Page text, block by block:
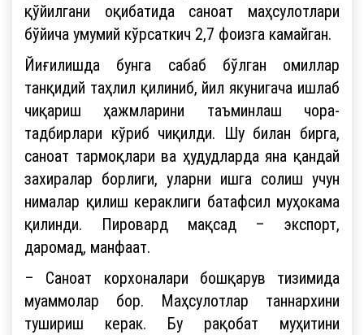
қўйилгани оқибатида саноат маҳсулотлари
бўйича умумий кўрсаткич 2,7 фоизга камайган.
Йиғилишда бунга сабаб бўлган омиллар
танқидий таҳлил қилиниб, йил якунигача ишлаб
чиқариш ҳажмларини таъминлаш чора-
тадбирлари кўриб чиқилди. Шу билан бирга,
саноат тармоқлари ва ҳудудларда яна қандай
захиралар борлиги, уларни ишга солиш учун
нималар қилиш кераклиги батафсил муҳокама
қилинди. Пировард мақсад – экспорт,
даромад, манфаат.
– Саноат корхоналари бошқарув тизимида
муаммолар бор. Маҳсулотлар таннархини
тушириш керак. Бу рақобат муҳитини